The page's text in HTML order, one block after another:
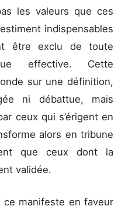
les valeurs que ces
indispensables
être exclu de toute
effective. Cette
sur une définition,
ni débattue, mais
ceux qui s’érigent en
alors en tribune
que ceux dont la
validée.
manifeste en faveur